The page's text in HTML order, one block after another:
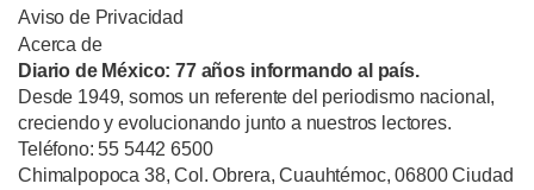
Aviso de Privacidad
Acerca de
Diario de México: 77 años informando al país.
Desde 1949, somos un referente del periodismo nacional,
creciendo y evolucionando junto a nuestros lectores.
Teléfono: 55 5442 6500
Chimalpopoca 38, Col. Obrera, Cuauhtémoc, 06800 Ciudad